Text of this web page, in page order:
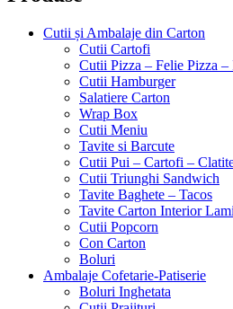
Cutii și Ambalaje din Carton
Cutii Cartofi
Cutii Pizza – Felie Pizza –
Cutii Hamburger
Salatiere Carton
Wrap Box
Cutii Meniu
Tavite si Barcute
Cutii Pui – Cartofi –
Cutii Triunghi Sandwich
Tavite Baghete – Tacos
Tavite Carton Interior
Cutii Popcorn
Con Carton
Boluri
Ambalaje Cofetarie-Patiserie
Boluri Inghetata